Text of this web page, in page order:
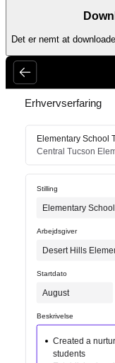
Det er nemt at